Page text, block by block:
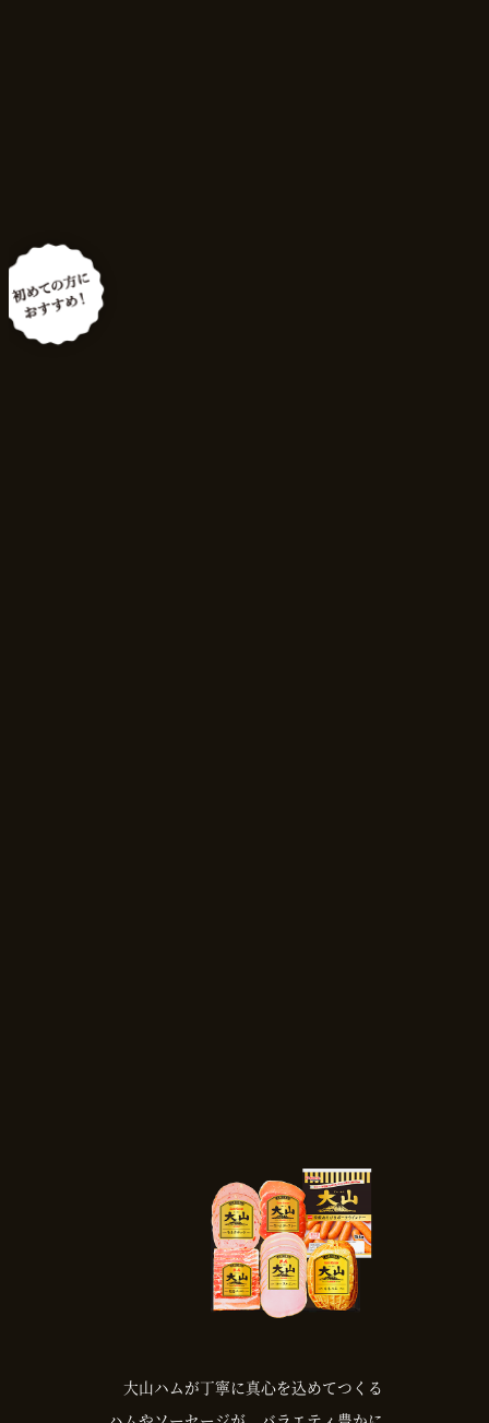
大山ハムが丁寧に真心を込めてつくる